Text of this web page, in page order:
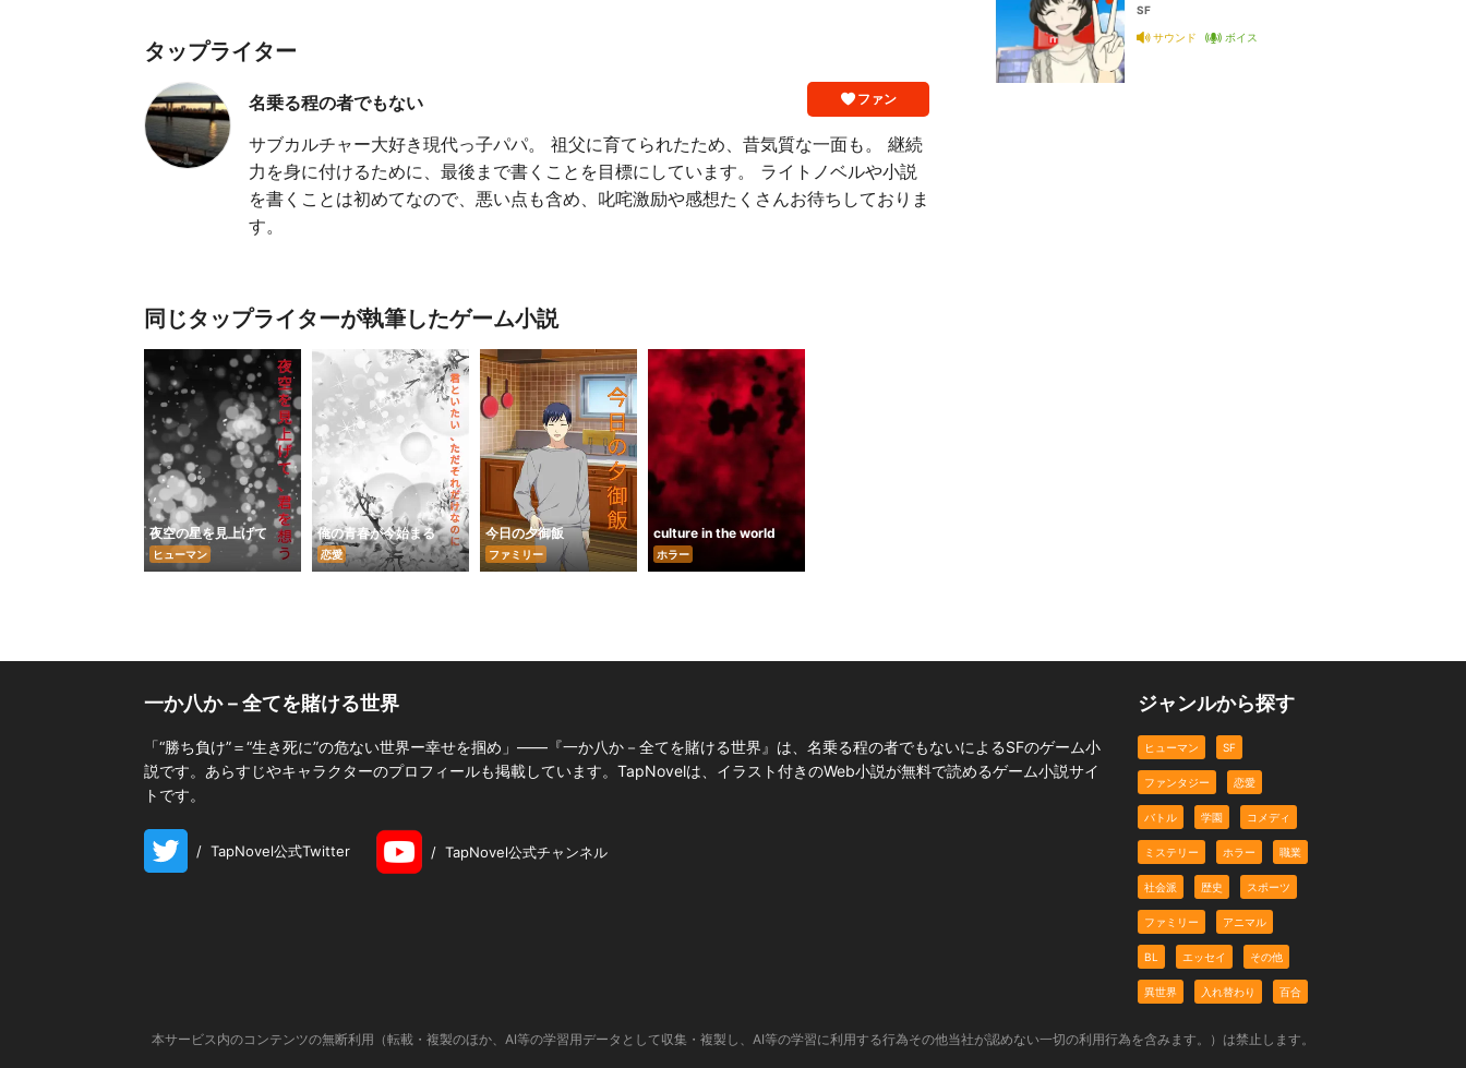
タップライター
ファン
名乗る程の者でもない
サブカルチャー大好き現代っ子パパ。 祖父に育てられたため、昔気質な一面も。 継続
力を身に付けるために、最後まで書くことを目標にしています。 ライトノベルや小説
を書くことは初めてなので、悪い点も含め、叱咤激励や感想たくさんお待ちしておりま
す。
同じタップライターが執筆したゲーム小説
夜空の星を見上げて
ヒューマン
俺の青春が今始まる
恋愛
今日の夕御飯
ファミリー
culture in the world
ホラー
SF
サウンド ボイス
一か八か－全てを賭ける世界
「“勝ち負け”＝“生き死に”の危ない世界ー幸せを掴め」――『一か八か－全てを賭ける世界』は、名乗る程の者でもないによるSFのゲーム小
説です。あらすじやキャラクターのプロフィールも掲載しています。TapNovelは、イラスト付きのWeb小説が無料で読めるゲーム小説サイ
トです。
/ TapNovel公式Twitter / TapNovel公式チャンネル
ジャンルから探す
ヒューマン SF
ファンタジー 恋愛
バトル 学園 コメディ
ミステリー ホラー 職業
社会派 歴史 スポーツ
ファミリー アニマル
BL エッセイ その他
異世界 入れ替わり 百合
本サービス内のコンテンツの無断利用（転載・複製のほか、AI等の学習用データとして収集・複製し、AI等の学習に利用する行為その他当社が認めない一切の利用行為を含みます。）は禁止します。